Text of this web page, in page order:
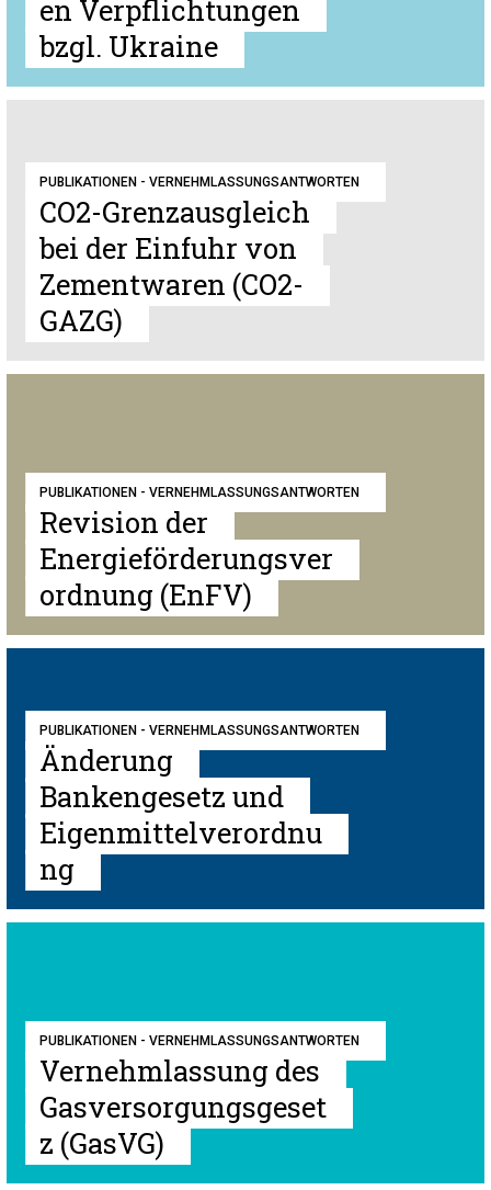
en Verpflichtungen
bzgl. Ukraine
PUBLIKATIONEN - VERNEHMLASSUNGSANTWORTEN
CO2-Grenzausgleich
bei der Einfuhr von
Zementwaren (CO2-
GAZG)
PUBLIKATIONEN - VERNEHMLASSUNGSANTWORTEN
Revision der
Energieförderungsver
ordnung (EnFV)
PUBLIKATIONEN - VERNEHMLASSUNGSANTWORTEN
Änderung
Bankengesetz und
Eigenmittelverordnu
ng
PUBLIKATIONEN - VERNEHMLASSUNGSANTWORTEN
Vernehmlassung des
Gasversorgungsgeset
z (GasVG)